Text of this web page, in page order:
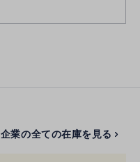
業の全ての在庫を見る